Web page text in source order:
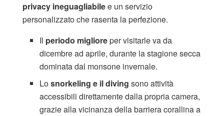
privacy ineguagliabilee un servizio
personalizzato che rasenta la perfezione.
Il periodo miglioreper visitarle va da
dicembre ad aprile, durante la stagione secca
dominata dal monsone invernale.
Losnorkeling e il diving sono attività
accessibili direttamente dalla propria camera,
grazie alla vicinanza della barriera corallina a